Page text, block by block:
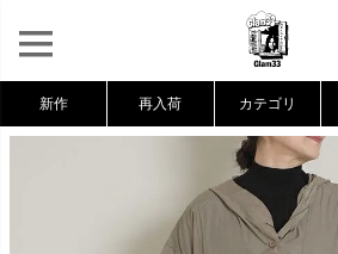
新作 再入荷 カテゴリ